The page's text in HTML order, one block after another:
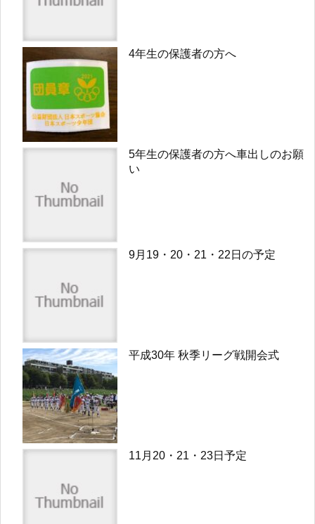
4年生の保護者の方へ
5年生の保護者の方へ車出しのお願
い
9月19・20・21・22日の予定
平成30年 秋季リーグ戦開会式
11月20・21・23日予定